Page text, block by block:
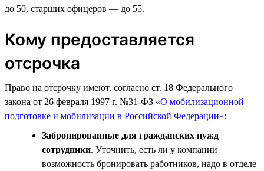
до 50, старших офицеров — до 55.
Кому предоставляется
отсрочка
Право на отсрочку имеют, согласно ст. 18 Федерального
закона от 26 февраля 1997 г. №31-ФЗ «О мобилизационной
подготовке и мобилизации в Российской Федерации»:
Забронированные для гражданских нужд
сотрудники. Уточнить, есть ли у компании
возможность бронировать работников, надо в отделе